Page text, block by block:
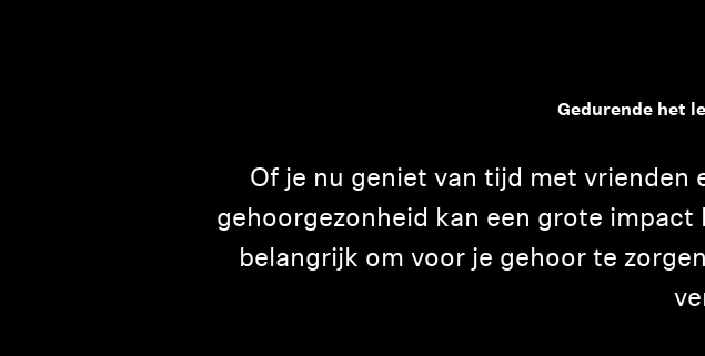
Gedurende het
Of je nu geniet van tijd met
gehoorgezonheid kan een grote
belangrijk om voor je gehoor te